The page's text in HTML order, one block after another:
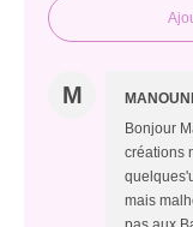
M
Bonjour
créations
mais